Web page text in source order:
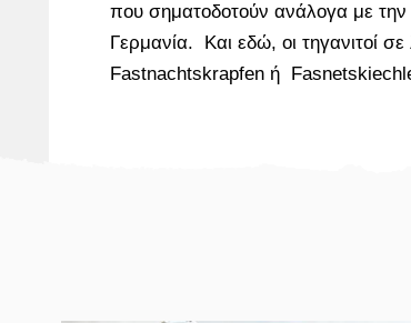
που σηματοδοτούν ανάλογα με
Γερμανία. Και εδώ, οι τηγανιτοί
Fastnachtskrapfen ή Fasnetskiechle